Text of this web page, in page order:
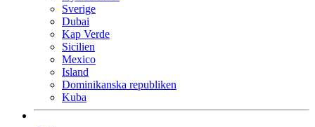
Sverige
Dubai
Kap Verde
Sicilien
Mexico
Island
Dominikanska republiken
Kuba